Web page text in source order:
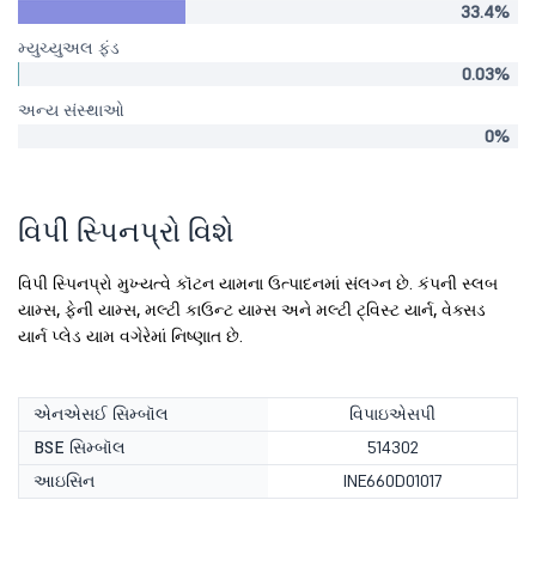
33.4%
મ્યુચ્યુઅલ ફંડ
0.03%
અન્ય સંસ્થાઓ
0%
વિપી સ્પિનપ્રો વિશે
વિપી સ્પિનપ્રો મુખ્યત્વે કૉટન યામના ઉત્પાદનમાં સંલગ્ન છે. કંપની સ્લબ
યામ્સ, ફેની યામ્સ, મલ્ટી કાઉન્ટ યામ્સ અને મલ્ટી ટ્વિસ્ટ યાર્ન, વેક્સડ
યાર્ન પ્લેડ યામ વગેરેમાં નિષ્ણાત છે.
એનએસઈ સિમ્બૉલ
વિપાઇએસપી
BSE સિમ્બૉલ
514302
આઇસિન
INE660D01017